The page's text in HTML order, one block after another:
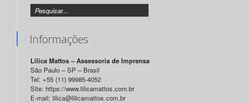
Informações
Lilica Mattos – Assessoria de Imprensa
São Paulo – SP – Brasil
Tel: +55 (11) 99985-4052
Site: https://www.lilicamattos.com.br
E-mail: lilica@lilicamattos.com.br